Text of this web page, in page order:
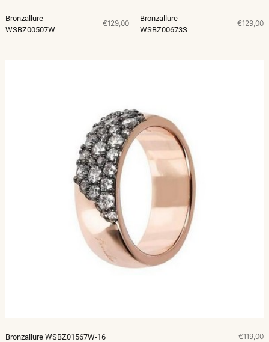
Bronzallure
WSBZ00507W
€129,00
Bronzallure
WSBZ00673S
€129,00
Bronzallure WSBZ01567W-16 €119,00